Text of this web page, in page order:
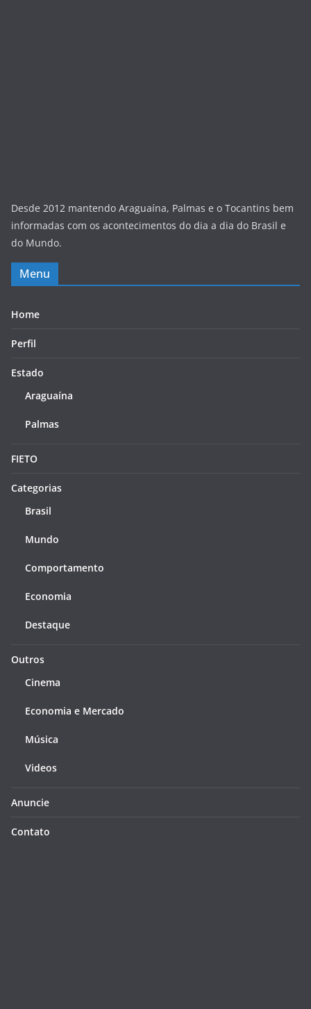
Desde 2012 mantendo Araguaína, Palmas e o Tocantins bem
informadas com os acontecimentos do dia a dia do Brasil e
do Mundo.
Menu
Home
Perfil
Estado
Araguaína
Palmas
FIETO
Categorias
Brasil
Mundo
Comportamento
Economia
Destaque
Outros
Cinema
Economia e Mercado
Música
Videos
Anuncie
Contato